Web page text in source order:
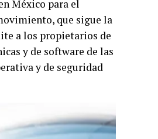
México para el
que sigue la
a los propietarios de
y de software de las
y de seguridad